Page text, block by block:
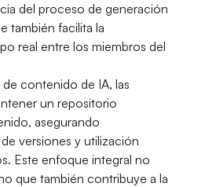
del proceso de generación
también facilita la
real entre los miembros del
contenido de IA, las
un repositorio
asegurando
versiones y utilización
Este enfoque integral no
que también contribuye a la